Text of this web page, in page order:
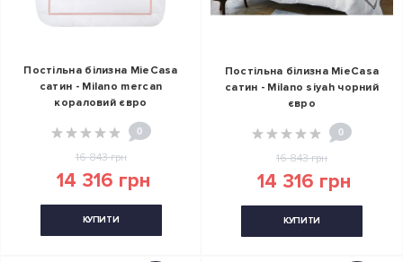
Постільна білизна MieCasa
сатин - Milano mercan
кораловий євро
0
16 843 грн
14 316 грн
КУПИТИ
Постільна білизна MieCasa
сатин - Milano siyah чорний
євро
0
16 843 грн
14 316 грн
КУПИТИ